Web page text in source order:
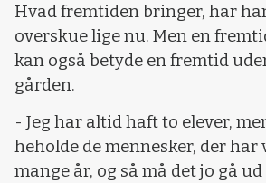
Hvad fremtiden bringer, har
overskue lige nu. Men en
kan også betyde en fremtid
gården.
- Jeg har altid haft to elever,
heholde de mennesker, der
mange år, og så må det jo gå